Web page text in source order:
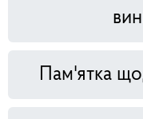
Пам'ятка